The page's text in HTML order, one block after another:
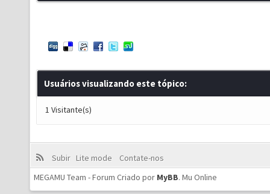
Usuários visualizando este tópico:
1 Visitante(s)
Subir Lite mode
Contate-nos
MEGAMU Team - Forum Criado por MyBB. Mu Online